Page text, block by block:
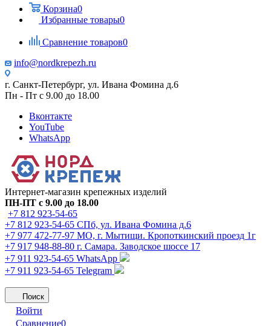
Корзина0
Избранные товары0
Сравнение товаров0
info@nordkrepezh.ru
г. Санкт-Петербург, ул. Ивана Фомина д.6
Пн - Пт с 9.00 до 18.00
Вконтакте
YouTube
WhatsApp
Интернет-магазин крепежных изделий
ПН-ПТ с 9.00 до 18.00
+7 812 923-54-65
+7 812 923-54-65 СПб, ул. Ивана Фомина д.6
+7 977 472-77-97 МО, г. Мытищи. Кропоткинский проезд 1г
+7 917 948-88-80 г. Самара. Заводское шоссе 17
+7 911 923-54-65 WhatsApp
+7 911 923-54-65 Telegram
Поиск
Войти
Сравнение0